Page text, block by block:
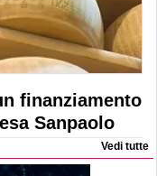
finanziamento
Sanpaolo
Vedi tutte